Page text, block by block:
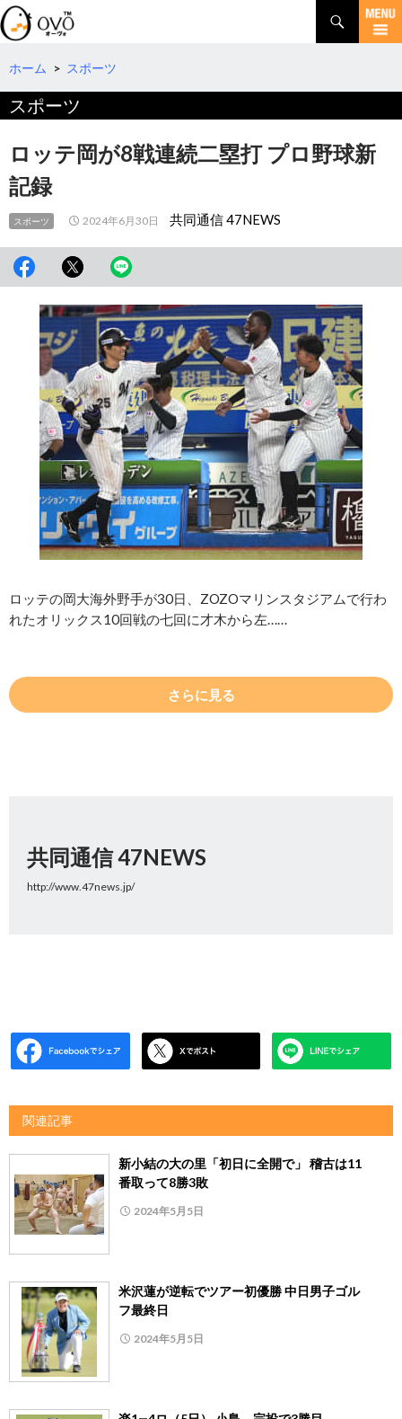
検
索
コ
テ
へ
ホーム > スポーツ
スポーツ
ロッテ岡が8戦連続二塁打 プロ野球新
記録
スポーツ 2024年6月30日 共同通信 47NEWS
ロッテの岡大海外野手が30日、ZOZOマリンスタジアムで行わ
れたオリックス10回戦の七回に才木から左……
さらに見る
共同通信 47NEWS
http://www.47news.jp/
関連記事
新小結の大の里「初日に全開で」 稽古は11
番取って8勝3敗
2024年5月5日
米沢蓮が逆転でツアー初優勝 中日男子ゴル
フ最終日
2024年5月5日